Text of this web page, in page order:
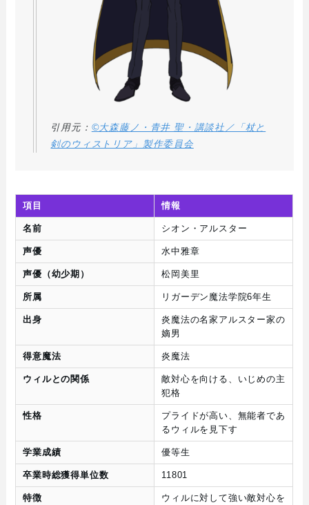
引用元： ©大森藤ノ・青井 聖・講談社／「杖と
剣のウィストリア」製作委員会
項目 情報
名前 シオン・アルスター
声優 水中雅章
声優（幼少期） 松岡美里
所属 リガーデン魔法学院6年生
出身
炎魔法の名家アルスター家の
嫡男
得意魔法 炎魔法
ウィルとの関係
敵対心を向ける、いじめの主
犯格
性格
プライドが高い、無能者であ
るウィルを見下す
学業成績 優等生
卒業時総獲得単位数 11801
特徴
ウィルに対して強い敵対心を